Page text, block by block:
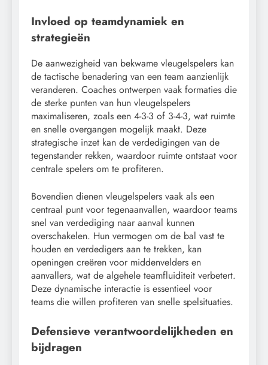
Invloed op teamdynamiek en
strategieën
De aanwezigheid van bekwame vleugelspelers kan
de tactische benadering van een team aanzienlijk
veranderen. Coaches ontwerpen vaak formaties die
de sterke punten van hun vleugelspelers
maximaliseren, zoals een 4-3-3 of 3-4-3, wat ruimte
en snelle overgangen mogelijk maakt. Deze
strategische inzet kan de verdedigingen van de
tegenstander rekken, waardoor ruimte ontstaat voor
centrale spelers om te profiteren.
Bovendien dienen vleugelspelers vaak als een
centraal punt voor tegenaanvallen, waardoor teams
snel van verdediging naar aanval kunnen
overschakelen. Hun vermogen om de bal vast te
houden en verdedigers aan te trekken, kan
openingen creëren voor middenvelders en
aanvallers, wat de algehele teamfluiditeit verbetert.
Deze dynamische interactie is essentieel voor
teams die willen profiteren van snelle spelsituaties.
Defensieve verantwoordelijkheden en
bijdragen